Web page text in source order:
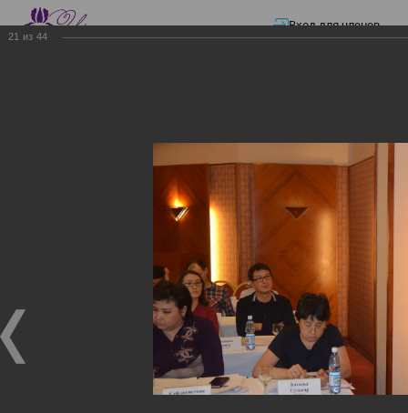
Вход для членов
Семинар по разъяснению норм
Закона «О ТРАНСФЕРТНОМ ЦЕНООБРАЗОВАНИИ»
Семинар по разъяснению
норм Закона «О
ТРАНСФЕРТНОМ
ЦЕНООБРАЗОВАНИИ»
Семинар по разъяснению норм Закона «О
ТРАНСФЕРТНОМ ЦЕНООБРАЗОВАНИИ»
21 из 44